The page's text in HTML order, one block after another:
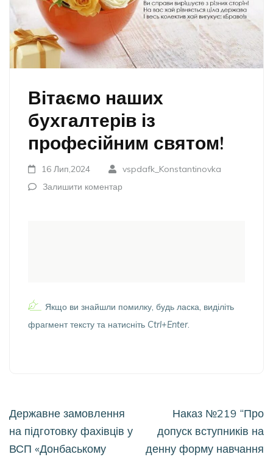
Вітаємо наших
бухгалтерів із
професійним святом!
16 Лип,2024
vspdafk_Konstantinovka
Залишити коментар
Якщо ви знайшли помилку, будь ласка, виділіть
фрагмент тексту та натисніть Ctrl+Enter.
Навігація
записів
Державне замовлення
на підготовку фахівців у
ВСП «Донбаському
Наказ №219 “Про
допуск вступників на
денну форму навчання